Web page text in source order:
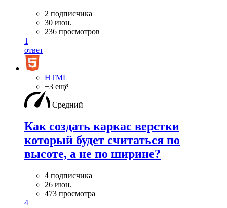
2 подписчика
30 июн.
236 просмотров
1
ответ
HTML
+3 ещё
Средний
Как создать каркас верстки
который будет считаться по
высоте, а не по ширине?
4 подписчика
26 июн.
473 просмотра
4